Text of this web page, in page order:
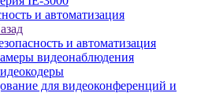
и автоматизация
и автоматизация
видеонаблюдения
для видеоконференций и